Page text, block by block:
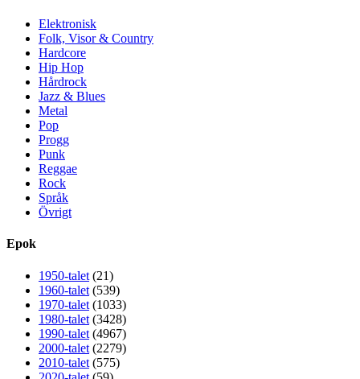
Elektronisk
Folk, Visor & Country
Hardcore
Hip Hop
Hårdrock
Jazz & Blues
Metal
Pop
Progg
Punk
Reggae
Rock
Språk
Övrigt
Epok
1950-talet (21)
1960-talet (539)
1970-talet (1033)
1980-talet (3428)
1990-talet (4967)
2000-talet (2279)
2010-talet (575)